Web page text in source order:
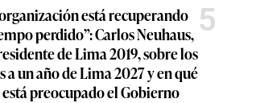
está recuperando
perdido”: Carlos Neuhaus,
de Lima 2019, sobre los
a un año de Lima 2027 y en qué
preocupado el Gobierno
5